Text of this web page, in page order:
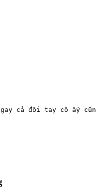
cả đôi tay cô ấy